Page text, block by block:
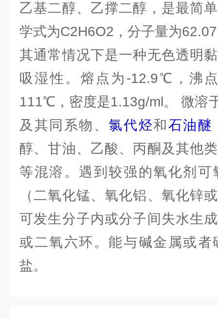
乙基二醇、乙撑二醇，是最简
学式为C2H6O2，分子量为
其通常情况下是一种无色透明
吸湿性。熔点为-12.9℃，沸
111℃，密度是1.13g/ml。 微溶
及其同系物、氯代烃和石油醚
醇、甘油、乙酸、丙酮及其他
等混溶。遇到较强的氧化剂
（二氧化锰、氧化铝、氧化锌
可发生分子内或分子间失水生
或二氧六环。能与碱金属或者
盐。